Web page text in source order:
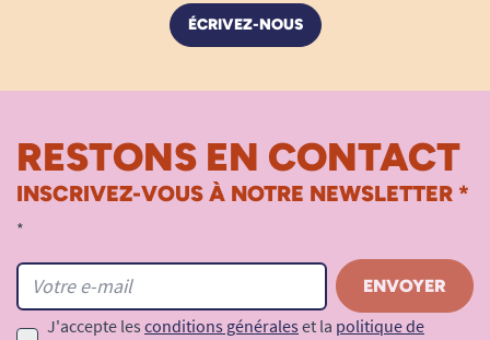
ÉCRIVEZ-NOUS
RESTONS EN CONTACT
INSCRIVEZ-VOUS À NOTRE NEWSLETTER *
*
J'accepte les conditions générales et la politique de